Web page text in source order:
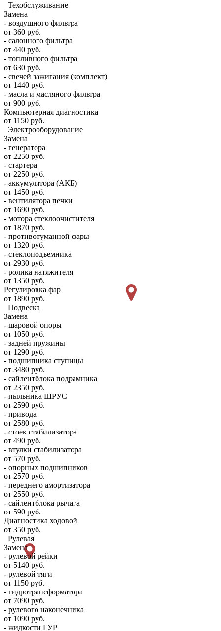
Техобслуживание
Замена
- воздушного фильтра
от 360 руб.
- салонного фильтра
от 440 руб.
- топливного фильтра
от 630 руб.
- свечей зажигания (комплект)
от 1440 руб.
- масла и масляного фильтра
от 900 руб.
Компьютерная диагностика
от 1150 руб.
Электрооборудование
Замена
- генератора
от 2250 руб.
- стартера
от 2250 руб.
- аккумулятора (АКБ)
от 1450 руб.
- вентилятора печки
от 1690 руб.
- мотора стеклоочистителя
от 1870 руб.
- противотуманной фары
от 1320 руб.
- стеклоподъемника
от 2930 руб.
- ролика натяжителя
от 1350 руб.
Регулировка фар
от 1890 руб.
Подвеска
Замена
- шаровой опоры
от 1050 руб.
- задней пружины
от 1290 руб.
- подшипника ступицы
от 3480 руб.
- сайлентблока подрамника
от 2350 руб.
- пыльника ШРУС
от 2590 руб.
- привода
от 2580 руб.
- стоек стабилизатора
от 490 руб.
- втулки стабилизатора
от 570 руб.
- опорных подшипников
от 2570 руб.
- переднего амортизатора
от 2550 руб.
- сайлентблока рычага
от 590 руб.
Диагностика ходовой
от 350 руб.
Рулевая
Замена
- рулевой рейки
от 5140 руб.
- рулевой тяги
от 1150 руб.
- гидротрансформатора
от 7090 руб.
- рулевого наконечника
от 1090 руб.
- жидкости ГУР